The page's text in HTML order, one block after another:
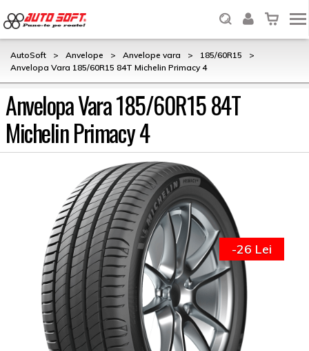
AutoSoft > Anvelope > Anvelope vara > 185/60R15
>
Anvelopa Vara 185/60R15 84T Michelin Primacy 4
Anvelopa Vara 185/60R15 84T
Michelin Primacy 4
-26 Lei